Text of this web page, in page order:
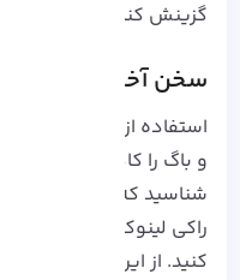
گزینش کنید.
سخن آخر
استفاده از این نرم
و باگ را کاهش می دهد،
شناسید که به دنبال
راکی لینوکس هستند این
کنید. از این که همراه